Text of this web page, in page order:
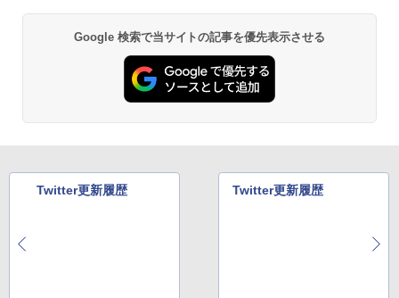
Google 検索で当サイトの記事を優先表示させる
Twitter更新履歴 Twitter更新履歴